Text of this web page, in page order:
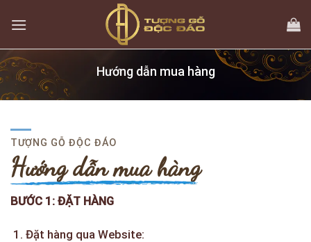
Hướng dẫn mua hàng
TƯỢNG GỖ ĐỘC ĐÁO
Hướng dẫn mua hàng
BƯỚC 1: ĐẶT HÀNG
Đặt hàng qua Website: